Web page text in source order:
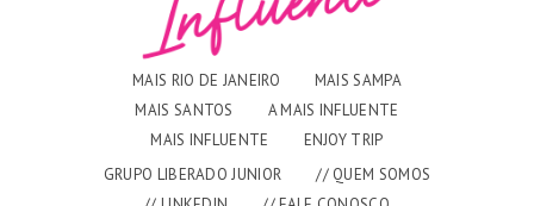
MAIS RIO DE JANEIRO
MAIS SAMPA
MAIS SANTOS
A MAIS INFLUENTE
MAIS INFLUENTE
ENJOY TRIP
GRUPO LIBERADO JUNIOR
// QUEM SOMOS